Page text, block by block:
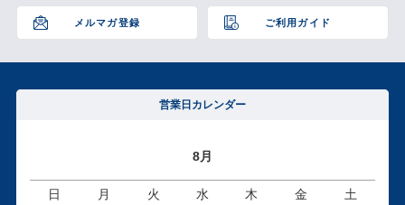
メルマガ登録 ご利用ガイド
へ
営業日カレンダー
8月
日 月 火 水 木 金 土